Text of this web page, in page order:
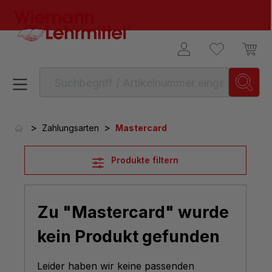
> Zahlungsarten > Mastercard
Produkte filtern
Zu "Mastercard" wurde
kein Produkt gefunden
Leider haben wir keine passenden